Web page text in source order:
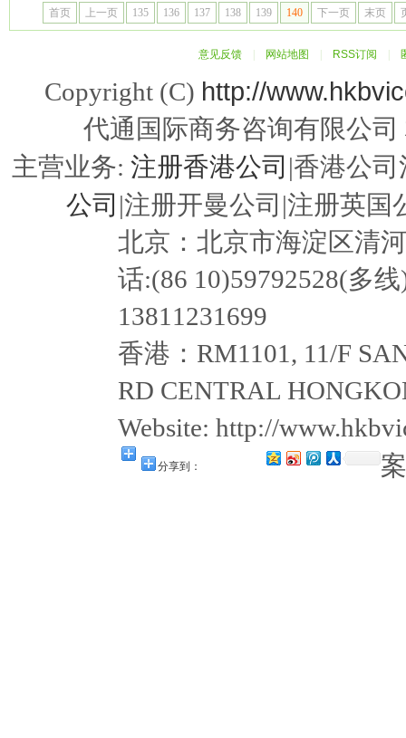
首页 上一页 135 136 137 138 139 140 下一页 末页
意见反馈 网站地图 RSS订阅
Copyright (C) http://
代通国际商务咨询有限公
主营业务: 注册香港公司 |香港公
公司 |注册开曼公司|注册英
北京：北京市海淀区清
话:(86 10)59792528(多
13811231699
香港：RM1101, 11/F
RD CENTRAL
Website: http://
分享到：